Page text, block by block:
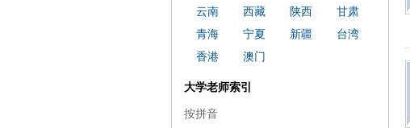
云南
西藏 陕西
甘肃
青海
宁夏 新疆
台湾
香港
澳门
大学老师索引
按拼音